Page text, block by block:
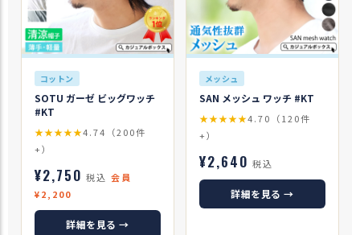
コットン
SOTU ガーゼ ビッグワッチ
#KT
★★★★★4.74（200件
+）
¥2,750 税込 会員
¥2,200
詳細を見る →
メッシュ
SAN メッシュ ワッチ #KT
★★★★★4.70（120件
+）
¥2,640 税込
詳細を見る →